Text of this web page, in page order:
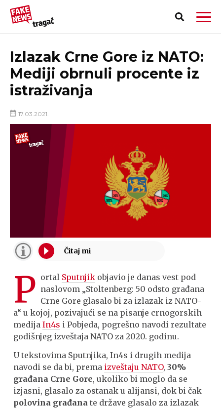
PRIJAVI LAŽNU VEST!
Izlazak Crne Gore iz NATO:
Mediji obrnuli procente iz
istraživanja
17.03.2021.
P ortal Sputnjik objavio je danas vest pod
naslovom „Stoltenberg: 50 odsto građana
Crne Gore glasalo bi za izlazak iz NATO-
a“ u kojoj, pozivajući se na pisanje crnogorskih
medijaIn4s i Pobjeda, pogrešno navodi rezultate
godišnjeg izveštaja NATO za 2020. godinu.
U tekstovima Sputnjika, In4s i drugih medija
navodi se da bi, prema izveštaju NATO,30%
građana Crne Gore, ukoliko bi moglo da se
izjasni, glasalo za ostanak u alijansi, dok bi čak
polovina građana te države glasalo za izlazak